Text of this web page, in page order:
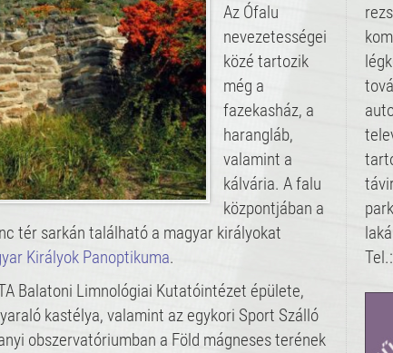
Az Ófalu
nevezetességei
közé tartozik
még a
fazekasház, a
harangláb,
valamint a
kálvária. A falu
központjában a
tér sarkán található a magyar királyokat
Királyok Panoptikuma.
Balatoni Limnológiai Kutatóintézet épülete,
kastélya, valamint az egykori Sport Szálló
obszervatóriumban a Föld mágneses terének